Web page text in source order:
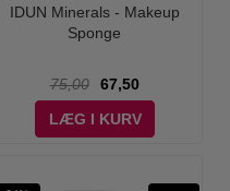
IDUN Minerals - Makeup
Sponge
75,00
67,50
LÆG I KURV